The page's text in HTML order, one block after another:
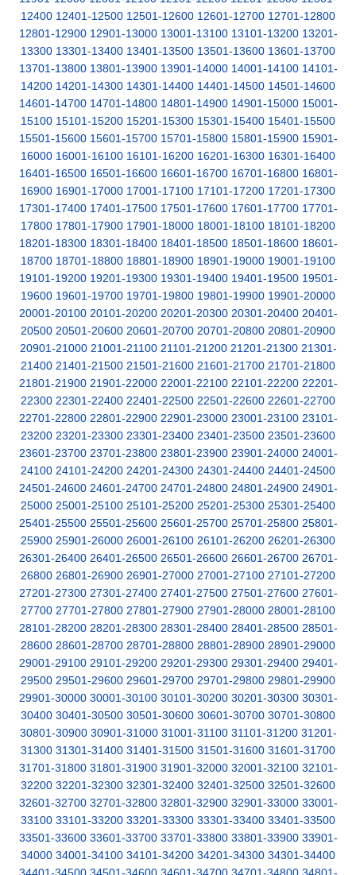
12400 12401-12500 12501-12600 12601-12700 12701-12800
12801-12900 12901-13000 13001-13100 13101-13200 13201-
13300 13301-13400 13401-13500 13501-13600 13601-13700
13701-13800 13801-13900 13901-14000 14001-14100 14101-
14200 14201-14300 14301-14400 14401-14500 14501-14600
14601-14700 14701-14800 14801-14900 14901-15000 15001-
15100 15101-15200 15201-15300 15301-15400 15401-15500
15501-15600 15601-15700 15701-15800 15801-15900 15901-
16000 16001-16100 16101-16200 16201-16300 16301-16400
16401-16500 16501-16600 16601-16700 16701-16800 16801-
16900 16901-17000 17001-17100 17101-17200 17201-17300
17301-17400 17401-17500 17501-17600 17601-17700 17701-
17800 17801-17900 17901-18000 18001-18100 18101-18200
18201-18300 18301-18400 18401-18500 18501-18600 18601-
18700 18701-18800 18801-18900 18901-19000 19001-19100
19101-19200 19201-19300 19301-19400 19401-19500 19501-
19600 19601-19700 19701-19800 19801-19900 19901-20000
20001-20100 20101-20200 20201-20300 20301-20400 20401-
20500 20501-20600 20601-20700 20701-20800 20801-20900
20901-21000 21001-21100 21101-21200 21201-21300 21301-
21400 21401-21500 21501-21600 21601-21700 21701-21800
21801-21900 21901-22000 22001-22100 22101-22200 22201-
22300 22301-22400 22401-22500 22501-22600 22601-22700
22701-22800 22801-22900 22901-23000 23001-23100 23101-
23200 23201-23300 23301-23400 23401-23500 23501-23600
23601-23700 23701-23800 23801-23900 23901-24000 24001-
24100 24101-24200 24201-24300 24301-24400 24401-24500
24501-24600 24601-24700 24701-24800 24801-24900 24901-
25000 25001-25100 25101-25200 25201-25300 25301-25400
25401-25500 25501-25600 25601-25700 25701-25800 25801-
25900 25901-26000 26001-26100 26101-26200 26201-26300
26301-26400 26401-26500 26501-26600 26601-26700 26701-
26800 26801-26900 26901-27000 27001-27100 27101-27200
27201-27300 27301-27400 27401-27500 27501-27600 27601-
27700 27701-27800 27801-27900 27901-28000 28001-28100
28101-28200 28201-28300 28301-28400 28401-28500 28501-
28600 28601-28700 28701-28800 28801-28900 28901-29000
29001-29100 29101-29200 29201-29300 29301-29400 29401-
29500 29501-29600 29601-29700 29701-29800 29801-29900
29901-30000 30001-30100 30101-30200 30201-30300 30301-
30400 30401-30500 30501-30600 30601-30700 30701-30800
30801-30900 30901-31000 31001-31100 31101-31200 31201-
31300 31301-31400 31401-31500 31501-31600 31601-31700
31701-31800 31801-31900 31901-32000 32001-32100 32101-
32200 32201-32300 32301-32400 32401-32500 32501-32600
32601-32700 32701-32800 32801-32900 32901-33000 33001-
33100 33101-33200 33201-33300 33301-33400 33401-33500
33501-33600 33601-33700 33701-33800 33801-33900 33901-
34000 34001-34100 34101-34200 34201-34300 34301-34400